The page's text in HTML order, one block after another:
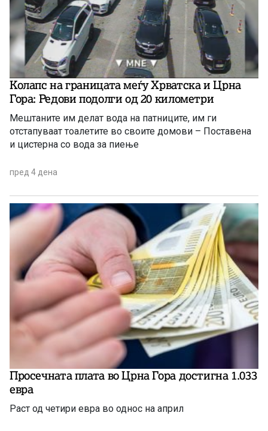
Колапс на границата меѓу Хрватска и Црна
Гора: Редови подолги од 20 километри
Mештаните им делат вода на патниците, им ги
отстапуваат тоалетите во своите домови – Поставена
и цистерна со вода за пиење
пред 4 дена
Просечната плата во Црна Гора достигна 1.033
евра
Раст од четири евра во однос на април